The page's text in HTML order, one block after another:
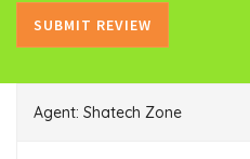
Agent: Shatech Zone